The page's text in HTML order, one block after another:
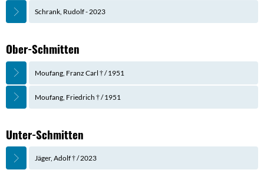
Schrank, Rudolf - 2023
Ober-Schmitten
Moufang, Franz Carl † / 1951
Moufang, Friedrich † / 1951
Unter-Schmitten
Jäger, Adolf † / 2023